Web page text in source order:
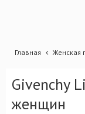
Главная Женская
Givenchy
женщин